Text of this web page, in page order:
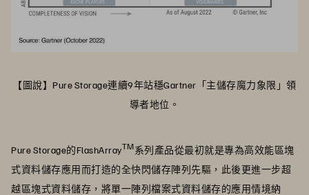
【圖說】Pure Storage連續9年站穩Gartner「主儲存魔力象限」領
導者地位。
Pure Storage的FlashArrayTM系列產品從最初就是專為高效能區塊
式資料儲存應用而打造的全快閃儲存陣列先驅，此後更進一步超
越區塊式資料儲存，將單一陣列檔案式資料儲存的應用情境納